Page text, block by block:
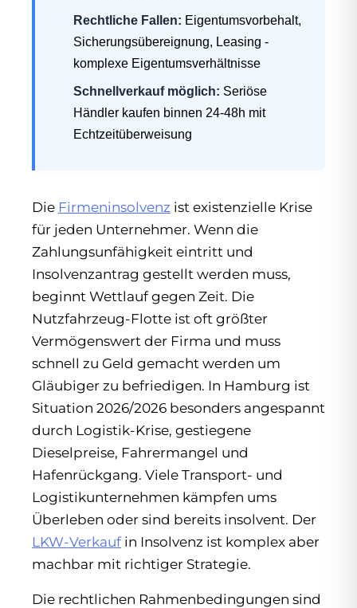
Rechtliche Fallen: Eigentumsvorbehalt,
Sicherungsübereignung, Leasing -
komplexe Eigentumsverhältnisse
Schnellverkauf möglich: Seriöse
Händler kaufen binnen 24-48h mit
Echtzeitüberweisung
Die Firmeninsolvenz ist existenzielle Krise
für jeden Unternehmer. Wenn die
Zahlungsunfähigkeit eintritt und
Insolvenzantrag gestellt werden muss,
beginnt Wettlauf gegen Zeit. Die
Nutzfahrzeug-Flotte ist oft größter
Vermögenswert der Firma und muss
schnell zu Geld gemacht werden um
Gläubiger zu befriedigen. In Hamburg ist
Situation 2026/2026 besonders angespannt
durch Logistik-Krise, gestiegene
Dieselpreise, Fahrermangel und
Hafenrückgang. Viele Transport- und
Logistikunternehmen kämpfen ums
Überleben oder sind bereits insolvent. Der
LKW-Verkauf in Insolvenz ist komplex aber
machbar mit richtiger Strategie.
Die rechtlichen Rahmenbedingungen sind